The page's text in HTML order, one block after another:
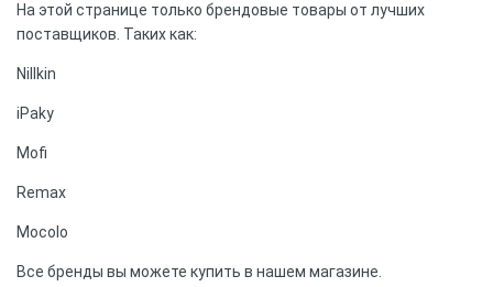
На этой странице только брендовые товары от лучших
поставщиков. Таких как:
Nillkin
iPaky
Mofi
Remax
Mocolo
Все бренды вы можете купить в нашем магазине.